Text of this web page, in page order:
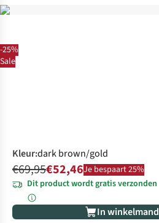
-25%
Sale
Kleur:dark brown/gold
€69,95€52,46Je bespaart 25%
Dit product wordt gratis verzonden
In winkelmand